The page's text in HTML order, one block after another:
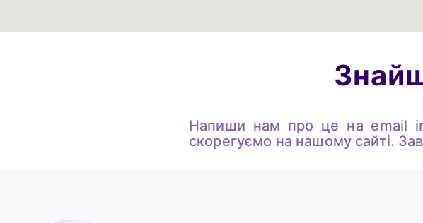
Напиши нам про це на email
скорегуємо на нашому сайті.